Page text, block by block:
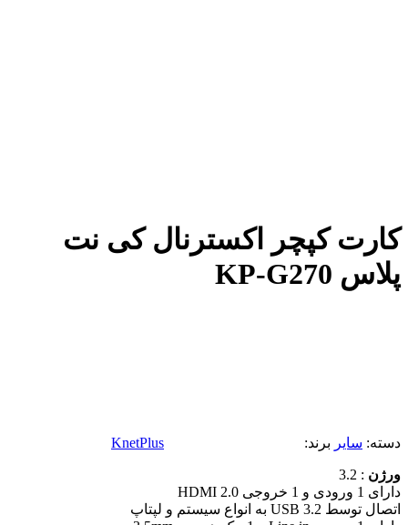
کارت کپچر اکسترنال کی نت
پلاس KP-G270
دسته: سایر برند: KnetPlus
ورژن : 3.2
دارای 1 ورودی و 1 خروجی HDMI 2.0
اتصال توسط USB 3.2 به انواع سیستم و لپتاپ